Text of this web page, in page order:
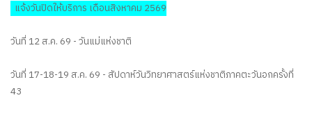
แจ้งวันปิดให้บริการ เดือนสิงหาคม 2569
วันที่ 12 ส.ค. 69 - วันแม่แห่งชาติ
วันที่ 17-18-19 ส.ค. 69 - สัปดาห์วันวิทยาศาสตร์แห่งชาติภาคตะวันอกครั้งที่
43